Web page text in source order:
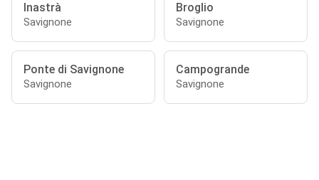
Inastrà
Savignone
Broglio
Savignone
Ponte di Savignone
Savignone
Campogrande
Savignone